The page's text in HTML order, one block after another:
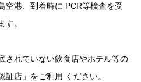
空港、到着時に PCR等検査を受
す。
されていない飲食店やホテル等の
店」をご利用 ください。